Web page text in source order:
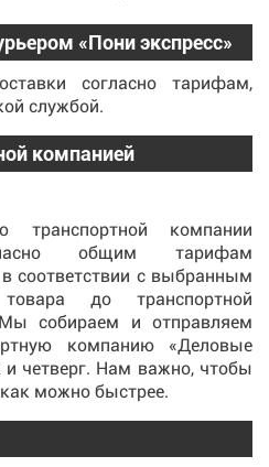
«Пони экспресс»
согласно тарифам,
службой.
компанией
компании
общим тарифам
соответствии с выбранным
до транспортной
собираем и отправляем
компанию «Деловые
четверг. Нам важно, чтобы
можно быстрее.